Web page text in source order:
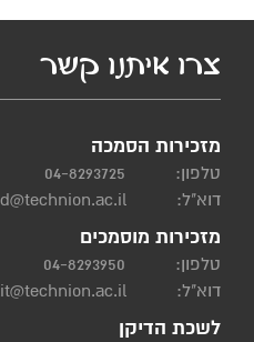
צרו איתנו קשר
מזכירות הסמכה
טלפון:
04-8293725
דוא"ל:
מזכירות מוסמכים
טלפון:
04-8293950
דוא"ל:
לשכת הדיקן